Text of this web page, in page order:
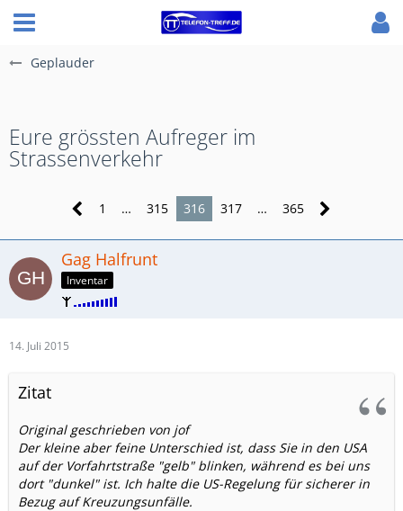
Geplauder
Eure grössten Aufreger im
Strassenverkehr
1 … 315 316 317 … 365
Gag Halfrunt
Inventar
14. Juli 2015
Zitat
Original geschrieben von jof
Der kleine aber feine Unterschied ist, dass Sie in den USA
auf der Vorfahrtstraße "gelb" blinken, während es bei uns
dort "dunkel" ist. Ich halte die US-Regelung für sicherer in
Bezug auf Kreuzungsunfälle.